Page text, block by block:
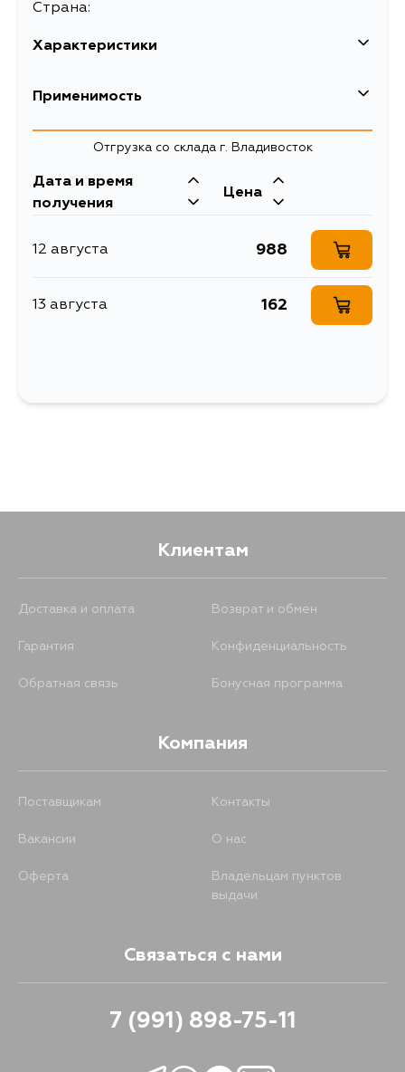
Страна:
Характеристики
Масса, кг
Применимость
Отгрузка со склада г. Владивосток
Дата и время
получения
Цена
12 августа 988
13 августа 162
Клиентам
Доставка и оплата Возврат и обмен
Гарантия Конфиденциальность
Обратная связь Бонусная программа
Компания
Поставщикам Контакты
Вакансии О нас
Оферта
Владельцам пунктов
выдачи
Связаться с нами
7 (991) 898-75-11